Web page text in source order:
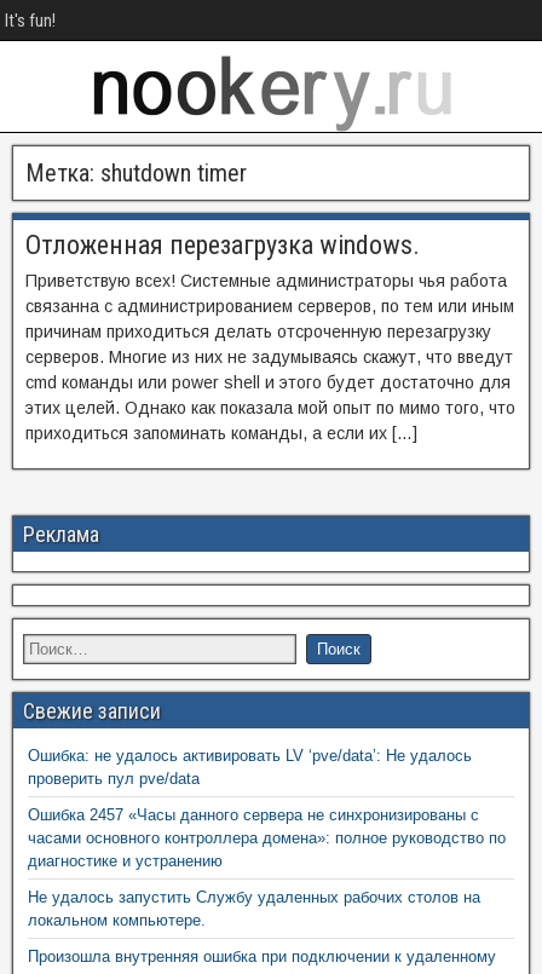
It's fun!
Метка: shutdown timer
Отложенная перезагрузка windows.
Приветствую всех! Системные администраторы чья работа
связанна с администрированием серверов, по тем или иным
причинам приходиться делать отсроченную перезагрузку
серверов. Многие из них не задумываясь скажут, что введут
cmd команды или power shell и этого будет достаточно для
этих целей. Однако как показала мой опыт по мимо того, что
приходиться запоминать команды, а если их […]
Реклама
Свежие записи
Ошибка: не удалось активировать LV ‘pve/data’: Не удалось
проверить пул pve/data
Ошибка 2457 «Часы данного сервера не синхронизированы с
часами основного контроллера домена»: полное руководство по
диагностике и устранению
Не удалось запустить Службу удаленных рабочих столов на
локальном компьютере.
Произошла внутренняя ошибка при подключении к удаленному